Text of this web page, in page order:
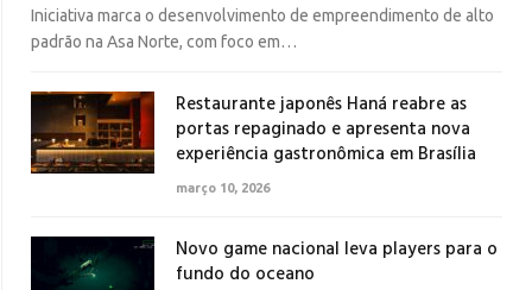
Iniciativa marca o desenvolvimento de empreendimento de alto
padrão na Asa Norte, com foco em…
Restaurante japonês Haná reabre as
portas repaginado e apresenta nova
experiência gastronômica em Brasília
março 10, 2026
Novo game nacional leva players para o
fundo do oceano